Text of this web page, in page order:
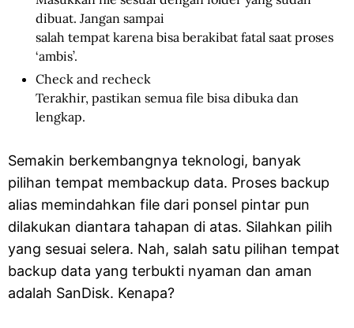
dibuat. Jangan sampai
salah tempat karena bisa berakibat fatal saat proses
‘ambis’.
Check and recheck
Terakhir, pastikan semua file bisa dibuka dan
lengkap.
Semakin berkembangnya teknologi, banyak
pilihan tempat membackup data. Proses backup
alias memindahkan file dari ponsel pintar pun
dilakukan diantara tahapan di atas. Silahkan pilih
yang sesuai selera. Nah, salah satu pilihan tempat
backup data yang terbukti nyaman dan aman
adalah SanDisk. Kenapa?